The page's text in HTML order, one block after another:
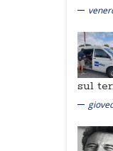
sul